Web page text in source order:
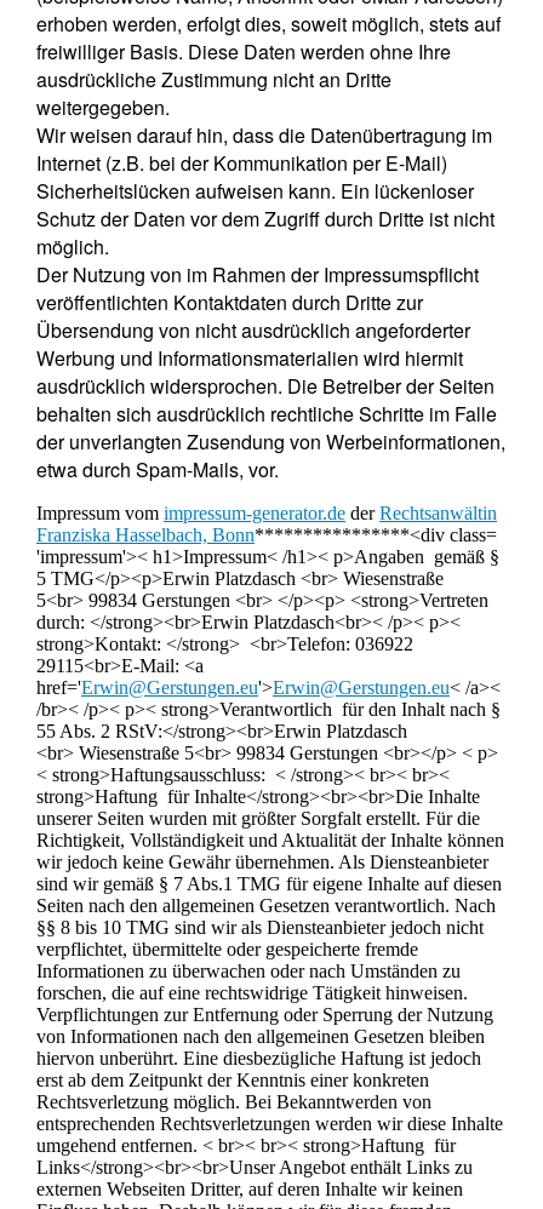
erhoben werden, erfolgt dies, soweit möglich, stets auf
freiwilliger Basis. Diese Daten werden ohne Ihre
ausdrückliche Zustimmung nicht an Dritte
weitergegeben.
Wir weisen darauf hin, dass die Datenübertragung im
Internet (z.B. bei der Kommunikation per E-Mail)
Sicherheitslücken aufweisen kann. Ein lückenloser
Schutz der Daten vor dem Zugriff durch Dritte ist nicht
möglich.
Der Nutzung von im Rahmen der Impressumspflicht
veröffentlichten Kontaktdaten durch Dritte zur
Übersendung von nicht ausdrücklich angeforderter
Werbung und Informationsmaterialien wird hiermit
ausdrücklich widersprochen. Die Betreiber der Seiten
behalten sich ausdrücklich rechtliche Schritte im Falle
der unverlangten Zusendung von Werbeinformationen,
etwa durch Spam-Mails, vor.
Impressum vom impressum-generator.de derRechtsanwältin
Franziska Hasselbach, Bonn****************<div class=
'impressum'>< h1>Impressum< /h1>< p>Angaben gemäß §
5 TMG</p><p>Erwin Platzdasch <br> Wiesenstraße
5<br> 99834 Gerstungen <br> </p><p> <strong>Vertreten
durch: </strong><br>Erwin Platzdasch<br>< /p>< p><
strong>Kontakt: </strong> <br>Telefon: 036922
29115<br>E-Mail: <a
href='Erwin@Gerstungen.eu'>Erwin@Gerstungen.eu< /a><
/br>< /p>< p>< strong>Verantwortlich für den Inhalt nach §
55 Abs. 2 RStV:</strong><br>Erwin Platzdasch
<br> Wiesenstraße 5<br> 99834 Gerstungen <br></p> < p>
< strong>Haftungsausschluss: < /strong>< br>< br><
strong>Haftung für Inhalte</strong><br><br>Die Inhalte
unserer Seiten wurden mit größter Sorgfalt erstellt. Für die
Richtigkeit, Vollständigkeit und Aktualität der Inhalte können
wir jedoch keine Gewähr übernehmen. Als Diensteanbieter
sind wir gemäß § 7 Abs.1 TMG für eigene Inhalte auf diesen
Seiten nach den allgemeinen Gesetzen verantwortlich. Nach
§§ 8 bis 10 TMG sind wir als Diensteanbieter jedoch nicht
verpflichtet, übermittelte oder gespeicherte fremde
Informationen zu überwachen oder nach Umständen zu
forschen, die auf eine rechtswidrige Tätigkeit hinweisen.
Verpflichtungen zur Entfernung oder Sperrung der Nutzung
von Informationen nach den allgemeinen Gesetzen bleiben
hiervon unberührt. Eine diesbezügliche Haftung ist jedoch
erst ab dem Zeitpunkt der Kenntnis einer konkreten
Rechtsverletzung möglich. Bei Bekanntwerden von
entsprechenden Rechtsverletzungen werden wir diese Inhalte
umgehend entfernen. < br>< br>< strong>Haftung für
Links</strong><br><br>Unser Angebot enthält Links zu
externen Webseiten Dritter, auf deren Inhalte wir keinen